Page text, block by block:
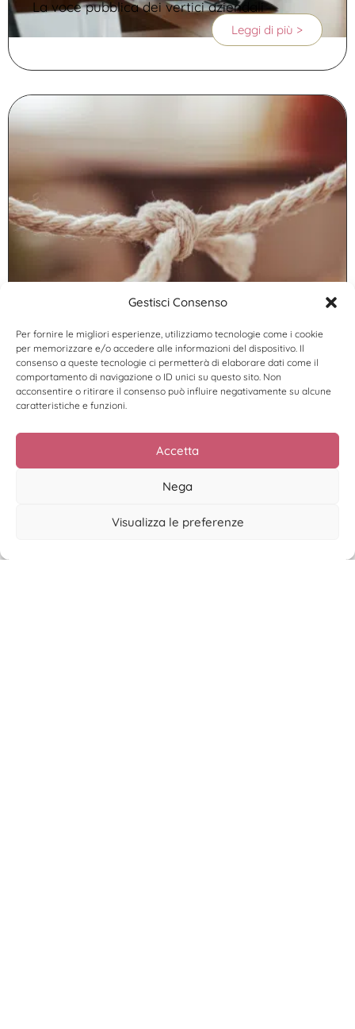
Gestisci Consenso
Per fornire le migliori esperienze, utilizziamo tecnologie come i cookie
per memorizzare e/o accedere alle informazioni del dispositivo. Il
consenso a queste tecnologie ci permetterà di elaborare dati come il
comportamento di navigazione o ID unici su questo sito. Non
acconsentire o ritirare il consenso può influire negativamente su alcune
caratteristiche e funzioni.
Accetta
Nega
Visualizza le preferenze
La voce pubblica dei vertici aziendali
Leggi di più >
coerenza.
Leggi di più >